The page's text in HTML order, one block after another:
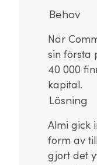
Behov
När
sin första
40 000
kapital.
Lösning
Almi gick
form av
gjort det